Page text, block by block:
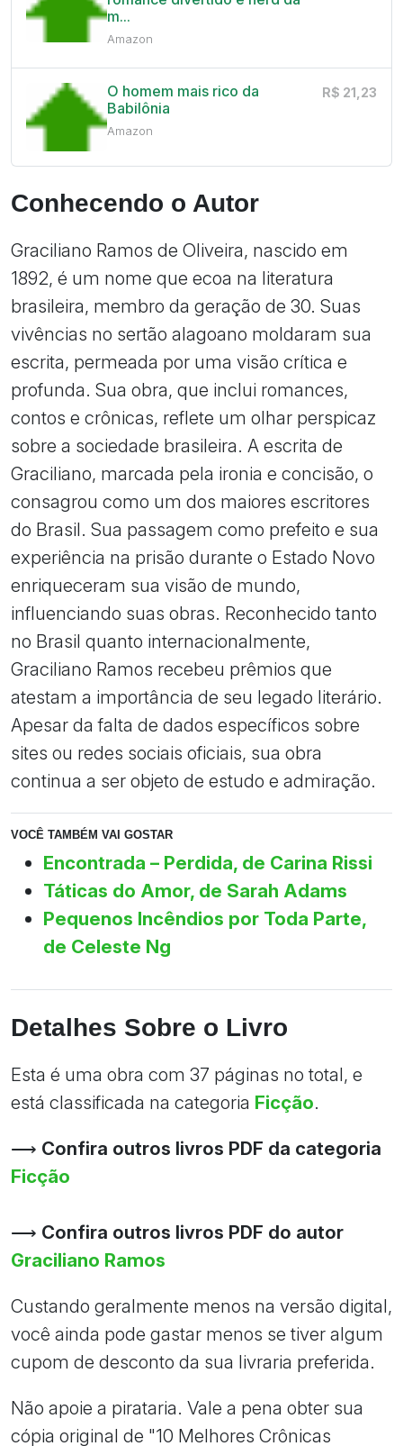
m...
Amazon
O homem mais rico da
Babilônia
Amazon
R$ 21,23
Conhecendo o Autor
Graciliano Ramos de Oliveira, nascido em
1892, é um nome que ecoa na literatura
brasileira, membro da geração de 30. Suas
vivências no sertão alagoano moldaram sua
escrita, permeada por uma visão crítica e
profunda. Sua obra, que inclui romances,
contos e crônicas, reflete um olhar perspicaz
sobre a sociedade brasileira. A escrita de
Graciliano, marcada pela ironia e concisão, o
consagrou como um dos maiores escritores
do Brasil. Sua passagem como prefeito e sua
experiência na prisão durante o Estado Novo
enriqueceram sua visão de mundo,
influenciando suas obras. Reconhecido tanto
no Brasil quanto internacionalmente,
Graciliano Ramos recebeu prêmios que
atestam a importância de seu legado literário.
Apesar da falta de dados específicos sobre
sites ou redes sociais oficiais, sua obra
continua a ser objeto de estudo e admiração.
VOCÊ TAMBÉM VAI GOSTAR
Encontrada – Perdida, de Carina Rissi
Táticas do Amor, de Sarah Adams
Pequenos Incêndios por Toda Parte,
de Celeste Ng
Detalhes Sobre o Livro
Esta é uma obra com 37 páginas no total, e
está classificada na categoria Ficção.
⟶ Confira outros livros PDF da categoria
Ficção
⟶ Confira outros livros PDF do autor
Graciliano Ramos
Custando geralmente menos na versão digital,
você ainda pode gastar menos se tiver algum
cupom de desconto da sua livraria preferida.
Não apoie a pirataria. Vale a pena obter sua
cópia original de "10 Melhores Crônicas